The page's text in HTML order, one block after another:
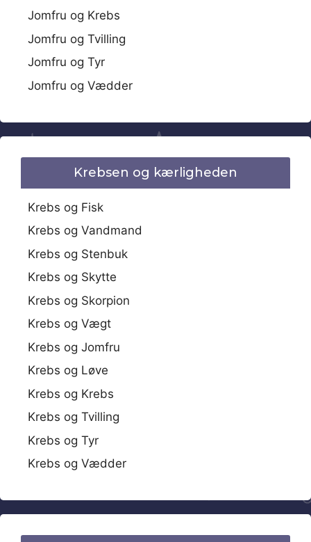
Jomfru og Krebs
Jomfru og Tvilling
Jomfru og Tyr
Jomfru og Vædder
Krebsen og kærligheden
Krebs og Fisk
Krebs og Vandmand
Krebs og Stenbuk
Krebs og Skytte
Krebs og Skorpion
Krebs og Vægt
Krebs og Jomfru
Krebs og Løve
Krebs og Krebs
Krebs og Tvilling
Krebs og Tyr
Krebs og Vædder